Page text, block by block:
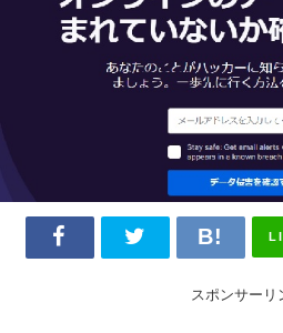
スポンサーリ